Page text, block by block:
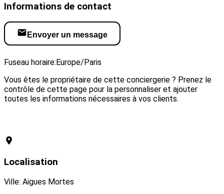
Informations de contact
Envoyer un message
Fuseau horaire:Europe/Paris
Vous êtes le propriétaire de cette conciergerie ? Prenez le
contrôle de cette page pour la personnaliser et ajouter
toutes les informations nécessaires à vos clients.
Localisation
Ville: Aigues Mortes